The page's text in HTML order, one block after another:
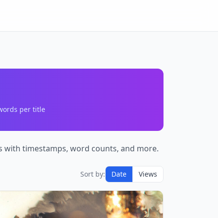
per title
with timestamps, word counts, and more.
Sort by: Date
Views